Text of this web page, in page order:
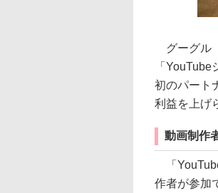
グーグル
「
初のパート
利益を上げ
動画制作
「
作者が参加